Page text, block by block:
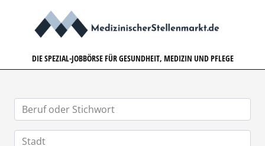
DIE SPEZIAL-JOBBÖRSE FÜR GESUNDHEIT, MEDIZIN UND PFLEGE